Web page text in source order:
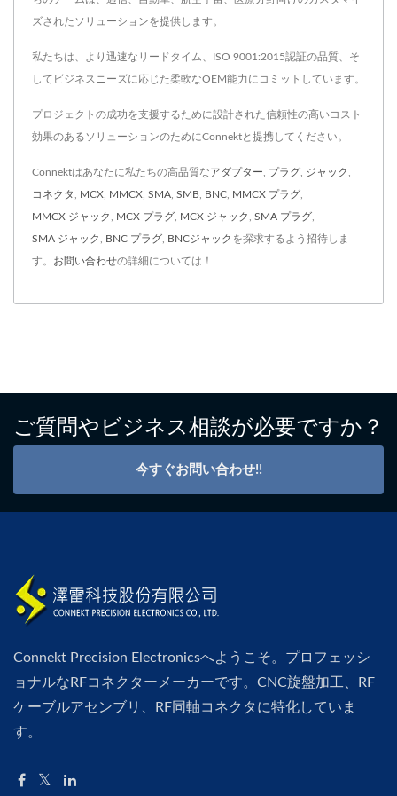
ズされたソリューションを提供します。
私たちは、より迅速なリードタイム、ISO 9001:2015認証の品質、そ
してビジネスニーズに応じた柔軟なOEM能力にコミットしています。
プロジェクトの成功を支援するために設計された信頼性の高いコスト
効果のあるソリューションのためにConnektと提携してください。
Connektはあなたに私たちの高品質なアダプター プラグ ジャック
コネクタ MCX MMCX SMA SMB BNC MMCX プラグ
MMCX ジャック MCX プラグ MCX ジャック SMA プラグ
SMA ジャック BNC プラグ BNCジャック を探求するよう招待しま
す。 お問い合わせの詳細については！
ご質問やビジネス相談が必要ですか？
今すぐお問い合わせ!!
Connekt Precision Electronicsへようこそ。プロフェッシ
ョナルなRFコネクターメーカーです。CNC旋盤加工、RF
ケーブルアセンブリ、RF同軸コネクタに特化していま
す。